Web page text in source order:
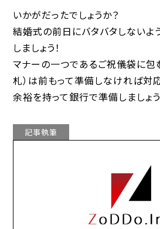
いかがだったでしょうか？
結婚式の前日にバタバタしないよ
しましょう！
マナーの一つであるご祝儀袋に包
札）は前もって準備しなければ対
余裕を持って銀行で準備しましょう
記事執筆